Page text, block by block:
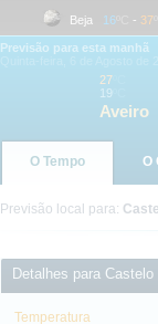
Beja 16 ºC- 37 ºC
Previsão para esta manhã
27
19
Aveiro
O Tempo O
Previsão local para:
Detalhes para Castelo
Temperatura